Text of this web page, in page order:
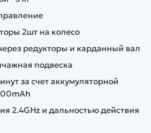
2шт на колесо
редукторы и карданный вал
подвеска
за счет аккумуляторной
2.4GHz и дальностью действия